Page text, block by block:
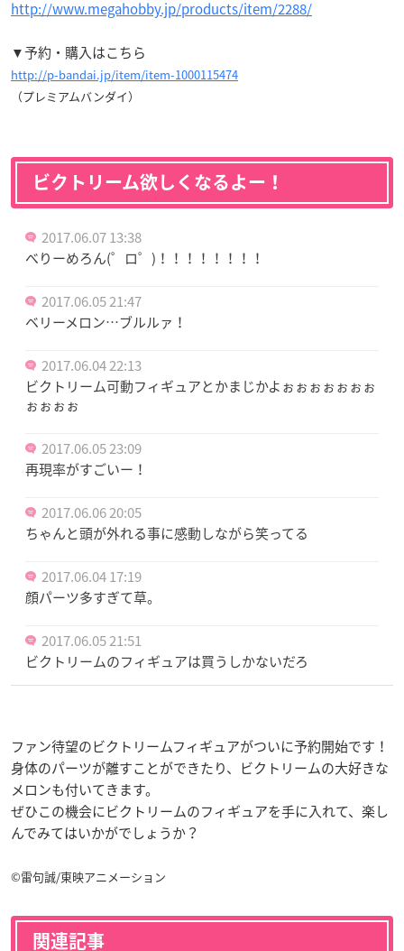
http://www.megahobby.jp/products/item/2288/
▼予約・購入はこちら
http://p-bandai.jp/item/item-1000115474
（プレミアムバンダイ）
ビクトリーム欲しくなるよー！
2017.06.07 13:38
べりーめろん(゜ロ゜)！！！！！！！！
2017.06.05 21:47
ベリーメロン…ブルルァ！
2017.06.04 22:13
ビクトリーム可動フィギュアとかまじかよぉぉぉぉぉぉぉ
ぉぉぉぉ
2017.06.05 23:09
再現率がすごいー！
2017.06.06 20:05
ちゃんと頭が外れる事に感動しながら笑ってる
2017.06.04 17:19
顔パーツ多すぎて草。
2017.06.05 21:51
ビクトリームのフィギュアは買うしかないだろ
ファン待望のビクトリームフィギュアがついに予約開始です！
身体のパーツが離すことができたり、ビクトリームの大好きな
メロンも付いてきます。
ぜひこの機会にビクトリームのフィギュアを手に入れて、楽し
んでみてはいかがでしょうか？
©雷句誠/東映アニメーション
関連記事